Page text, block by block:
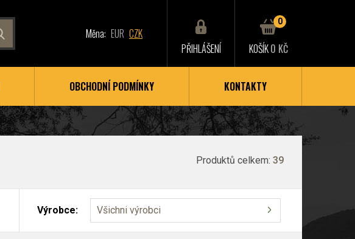
Měna: EUR CZK
PŘIHLÁŠENÍ
0
KOŠÍK0 KČ
OBCHODNÍ PODMÍNKY KONTAKTY
Produktů celkem: 39
Výrobce: Všichni výrobci